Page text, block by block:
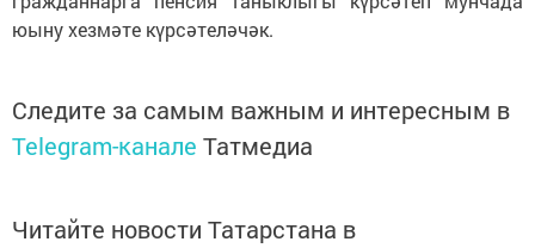
юыну хезмәте күрсәтеләчәк.
Следите за самым важным и интересным в
Telegram-канале Татмедиа
Читайте новости Татарстана в